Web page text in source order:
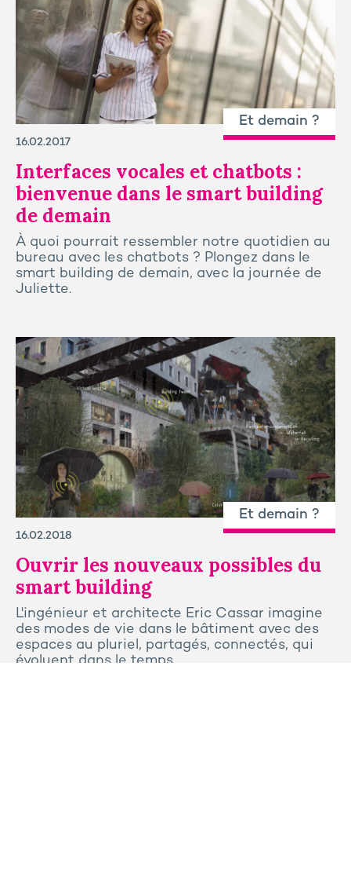
Et demain ?
16.02.2017
Interfaces vocales et chatbots :
bienvenue dans le smart building
de demain
À quoi pourrait ressembler notre quotidien au
bureau avec les chatbots ? Plongez dans le
smart building de demain, avec la journée de
Juliette.
Et demain ?
16.02.2018
Ouvrir les nouveaux possibles du
smart building
L'ingénieur et architecte Eric Cassar imagine
des modes de vie dans le bâtiment avec des
espaces au pluriel, partagés, connectés, qui
évoluent dans le temps.